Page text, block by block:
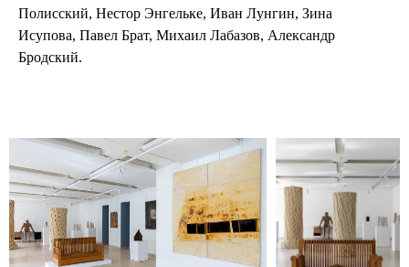
Полисский, Нестор Энгельке, Иван Лунгин, Зина
Исупова, Павел Брат, Михаил Лабазов, Александр
Бродский.